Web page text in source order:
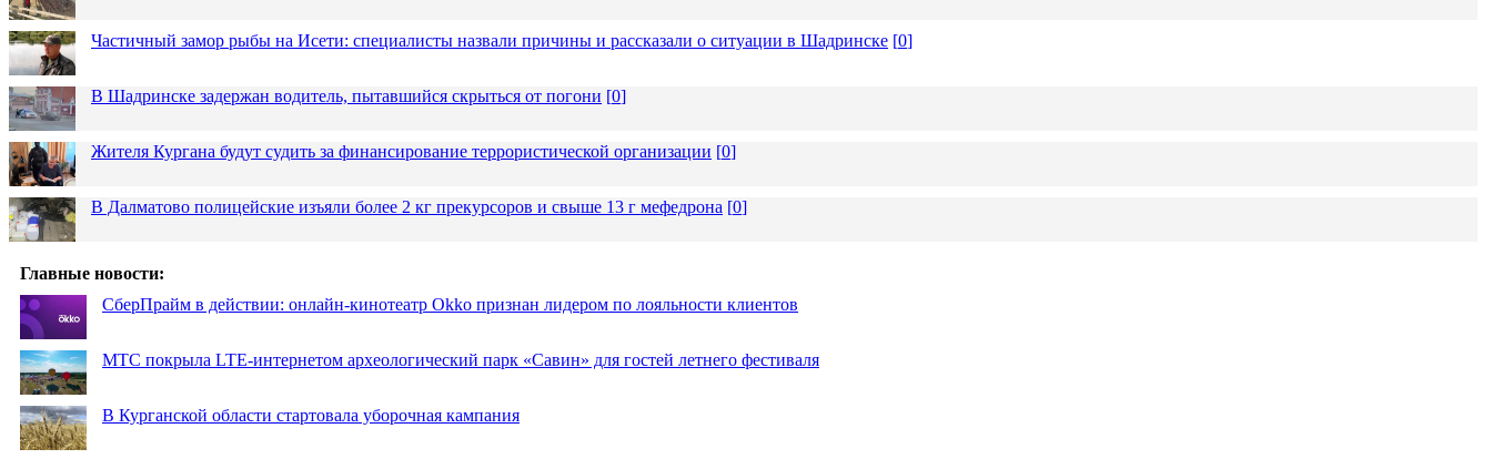
Частичный замор рыбы на Исети: специалисты назвали причины и рассказали о ситуации в Шадринске [0]
В Шадринске задержан водитель, пытавшийся скрыться от погони [0]
Жителя Кургана будут судить за финансирование террористической организации [0]
В Далматово полицейские изъяли более 2 кг прекурсоров и свыше 13 г мефедрона [0]
Главные новости:
СберПрайм в действии: онлайн-кинотеатр Okko признан лидером по лояльности клиентов
МТС покрыла LTE-интернетом археологический парк «Савин» для гостей летнего фестиваля
В Курганской области стартовала уборочная кампания